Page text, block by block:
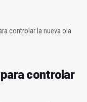
controlar la nueva ola
controlar